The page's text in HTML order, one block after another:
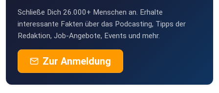
Schließe Dich 26.000+ Menschen an. Erhalte
interessante Fakten über das Podcasting, Tipps der
Redaktion, Job-Angebote, Events und mehr.
Zur Anmeldung